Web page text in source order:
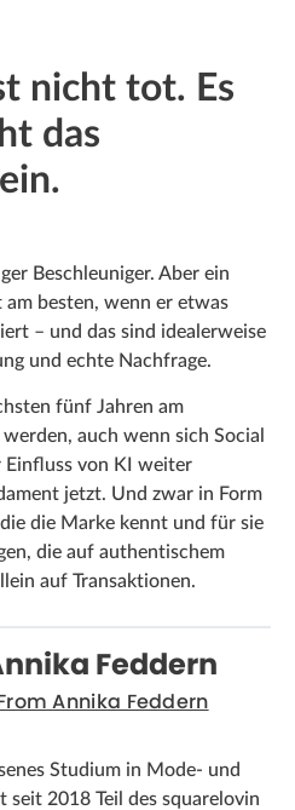
nicht tot. Es
das
Beschleuniger. Aber ein
besten, wenn er etwas
– und das sind idealerweise
und echte Nachfrage.
fünf Jahren am
auch wenn sich Social
Einfluss von KI weiter
jetzt. Und zwar in Form
die Marke kennt und für sie
die auf authentischem
auf Transaktionen.
Feddern
Annika Feddern
Studium in Mode- und
seit 2018 Teil des squarelovin